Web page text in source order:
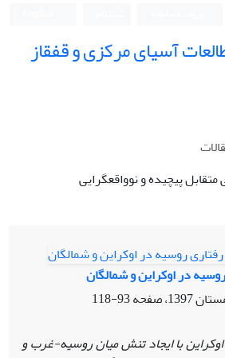
آسیای مرکزی و قفقاز
پیچیده و نوواقع‏گرایی
در اوکراین و شمالگان
93-118
با ایجاد تنش میان روسیه-غرب و